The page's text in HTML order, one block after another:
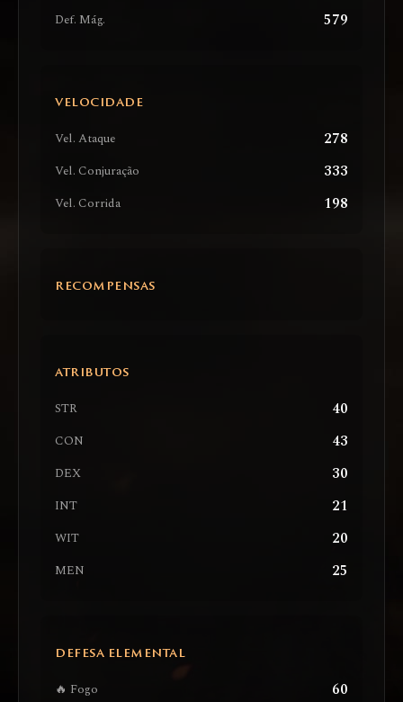
Def. Mág. 579
VELOCIDADE
Vel. Ataque 278
Vel. Conjuração 333
Vel. Corrida 198
RECOMPENSAS
ATRIBUTOS
STR 40
CON 43
DEX 30
INT 21
WIT 20
MEN 25
DEFESA ELEMENTAL
🔥 Fogo 60